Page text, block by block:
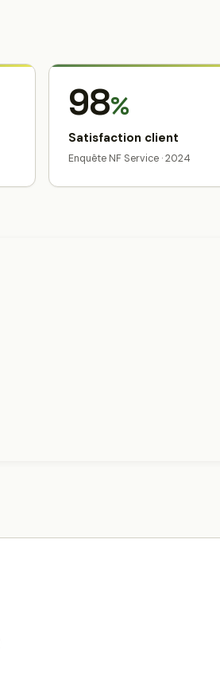
98%
Satisfaction client
Enquête NF Service · 2024